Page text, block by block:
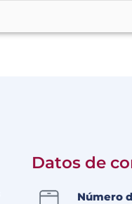
Datos de
Número